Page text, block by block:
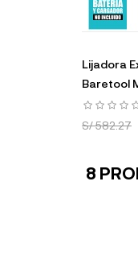
Lijadora
Baretool
S/ 582.27
8